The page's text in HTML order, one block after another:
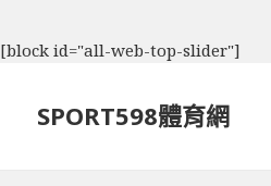
[block id="all-web-top-slider"]
SPORT598體育網